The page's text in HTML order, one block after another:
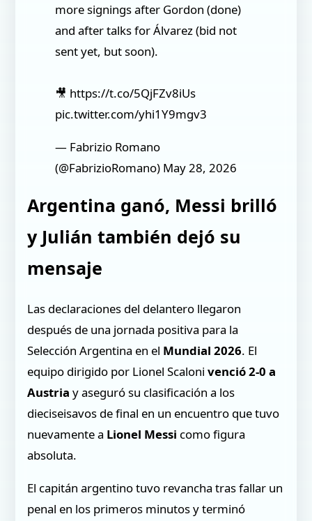
more signings after Gordon (done)
and after talks for Álvarez (bid not
sent yet, but soon).
🎥 https://t.co/5QjFZv8iUs
pic.twitter.com/yhi1Y9mgv3
— Fabrizio Romano
(@FabrizioRomano) May 28, 2026
Argentina ganó, Messi brilló
y Julián también dejó su
mensaje
Las declaraciones del delantero llegaron
después de una jornada positiva para la
Selección Argentina en el Mundial 2026. El
equipo dirigido por Lionel Scaloni venció 2-0 a
Austria y aseguró su clasificación a los
dieciseisavos de final en un encuentro que tuvo
nuevamente a Lionel Messi como figura
absoluta.
El capitán argentino tuvo revancha tras fallar un
penal en los primeros minutos y terminó